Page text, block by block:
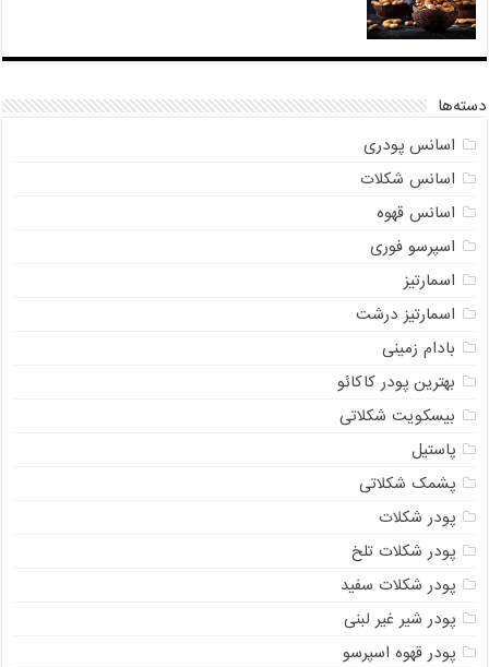
دسته‌ها
اسانس پودری
اسانس شکلات
اسانس قهوه
اسپرسو فوری
اسمارتیز
اسمارتیز درشت
بادام زمینی
بهترین پودر کاکائو
بیسکویت شکلاتی
پاستیل
پشمک شکلاتی
پودر شکلات
پودر شکلات تلخ
پودر شکلات سفید
پودر شیر غیر لبنی
پودر قهوه اسپرسو